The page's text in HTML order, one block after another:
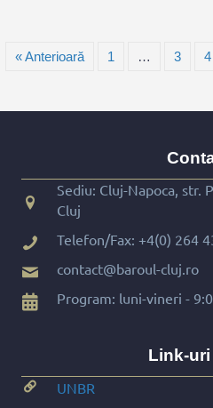
« Anterioară 1 … 3 4
Sediu: Cluj-Napoca, str.
Cluj
Telefon/Fax: +4(0) 264
contact@baroul-cluj.ro
Program: luni-vineri -
Link-
UNBR